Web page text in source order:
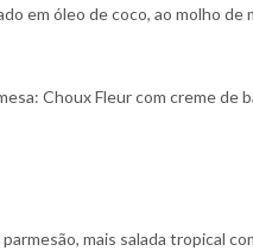
em óleo de coco, ao molho de
Choux Fleur com creme de
mais salada tropical